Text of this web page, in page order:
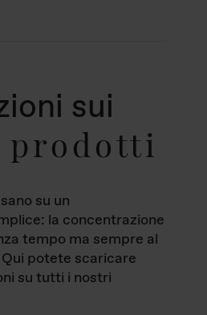
sui
su un
la concentrazione
tempo ma sempre al
potete scaricare
su tutti i nostri